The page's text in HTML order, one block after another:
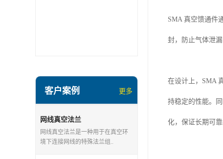
客户案例 更多
网线真空法兰
网线真空法兰是一种用于在真空环
境下连接网线的特殊法兰组..
SMA 真空馈通件
封，防止气体泄
在设计上，SMA
持稳定的性能。
化，保证长期可靠